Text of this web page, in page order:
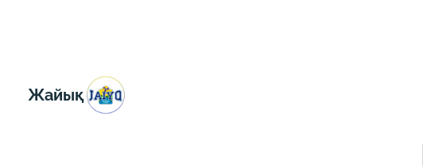
Жайық